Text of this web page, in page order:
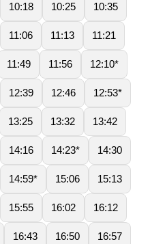
10:18 10:25 10:35
11:06 11:13 11:21
11:49 11:56 12:10*
12:39 12:46 12:53*
13:25 13:32 13:42
14:16 14:23* 14:30
14:59* 15:06 15:13
15:55 16:02 16:12
16:43 16:50 16:57